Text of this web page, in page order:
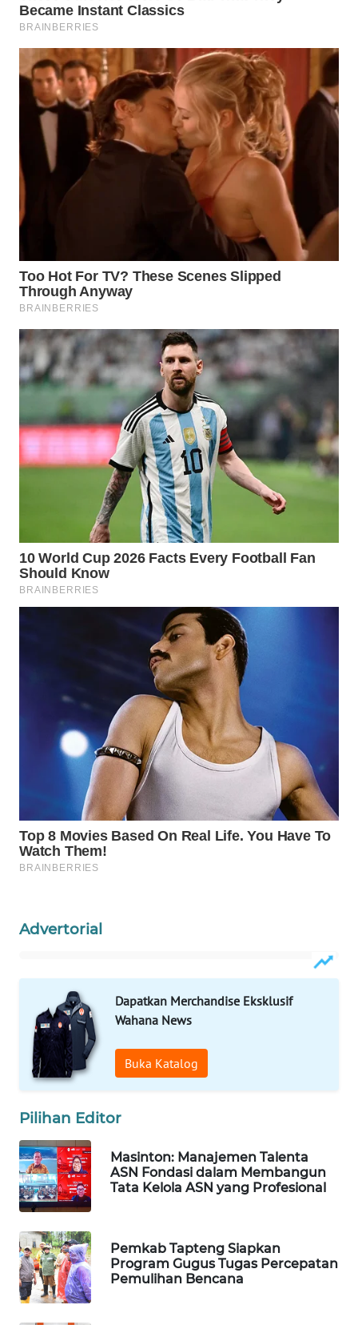
Advertorial
Dapatkan Merchandise Eksklusif
Wahana News
Buka Katalog
Pilihan Editor
Masinton: Manajemen Talenta
ASN Fondasi dalam Membangun
Tata Kelola ASN yang Profesional
Pemkab Tapteng Siapkan
Program Gugus Tugas Percepatan
Pemulihan Bencana
BINTAN
WN
MANDALIKA
WN
LIKUPANG
WN
LABUANBAJO
Wahana
Media
WAHANA
NEWS
WAHANA
TANI
WAHANA
WAHANA
INFRASTRUKTUR
WAHANA
KONSUMEN
TRAVEL
WAHANA
WAHANANEWS
ID
WAHANA
SPORT
WAHANA
UMKM
WAHANA
SELEB
WAHANA
PERSONA
WAHANA
OTOMOTIF
WAHANA